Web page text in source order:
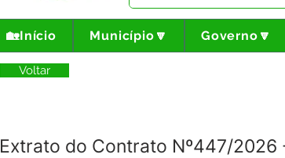
🏡Início Município🔽 Governo🔽
Voltar
Extrato do Contrato Nº447/